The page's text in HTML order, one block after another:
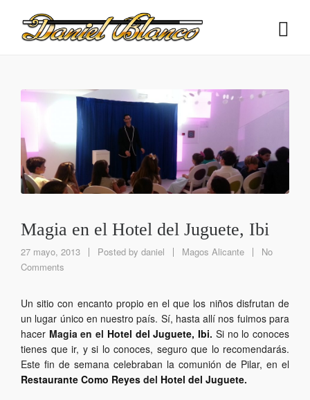
Magia en el Hotel del Juguete, Ibi
27 mayo, 2013 Posted by daniel Magos Alicante
No
Comments
Un sitio con encanto propio en el que los niños disfrutan de
un lugar único en nuestro país. Sí, hasta allí nos fuimos para
hacer Magia en el Hotel del Juguete, Ibi. Si no lo conoces
tienes que ir, y si lo conoces, seguro que lo recomendarás.
Este fin de semana celebraban la comunión de Pilar, en el
Restaurante Como Reyes del Hotel del Juguete.